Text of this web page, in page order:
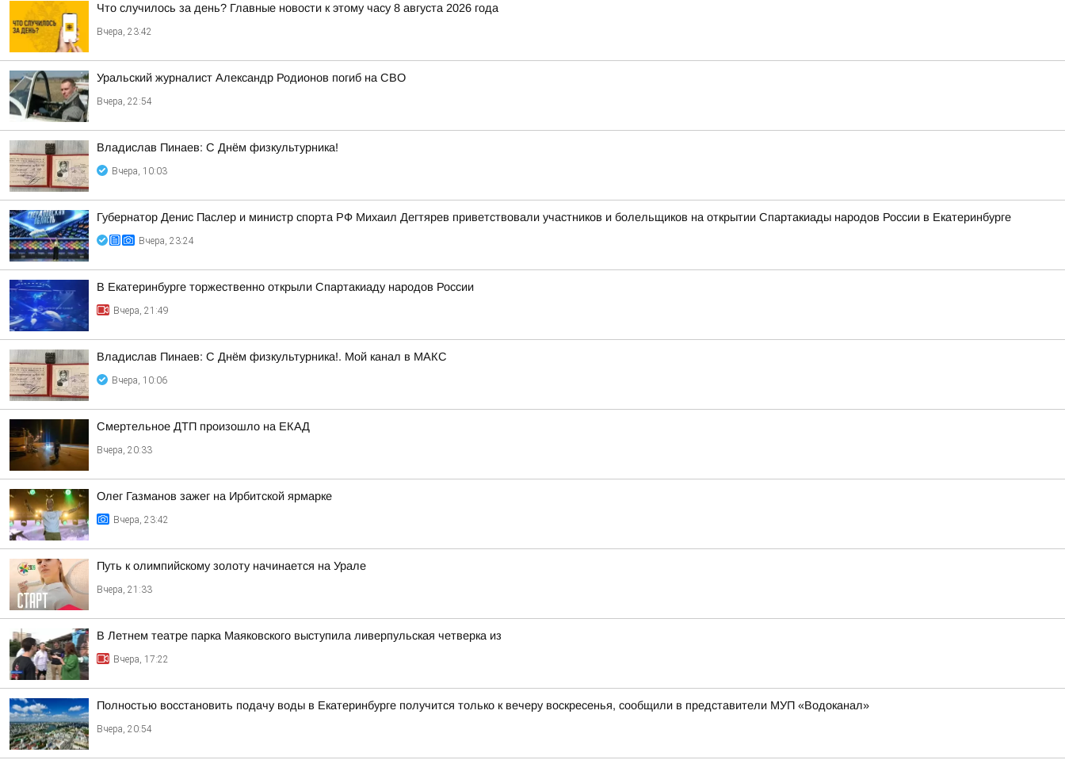
Что случилось за день? Главные новости к этому часу 8 августа 2026 года
Вчера, 23:42
Уральский журналист Александр Родионов погиб на СВО
Вчера, 22:54
Владислав Пинаев: С Днём физкультурника!
Вчера, 10:03
Губернатор Денис Паслер и министр спорта РФ Михаил Дегтярев приветствовали участников и болельщиков на открытии Спартакиады народов России в Екатеринбурге
Вчера, 23:24
В Екатеринбурге торжественно открыли Спартакиаду народов России
Вчера, 21:49
Владислав Пинаев: С Днём физкультурника!. Мой канал в МАКС
Вчера, 10:06
Смертельное ДТП произошло на ЕКАД
Вчера, 20:33
Олег Газманов зажег на Ирбитской ярмарке
Вчера, 23:42
Путь к олимпийскому золоту начинается на Урале
Вчера, 21:33
В Летнем театре парка Маяковского выступила ливерпульская четверка из
Вчера, 17:22
Полностью восстановить подачу воды в Екатеринбурге получится только к вечеру воскресенья, сообщили в представители МУП «Водоканал»
Вчера, 20:54